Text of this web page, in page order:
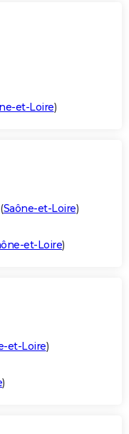
et-Loire)
(Saône-et-Loire)
et-Loire)
et-Loire)
)